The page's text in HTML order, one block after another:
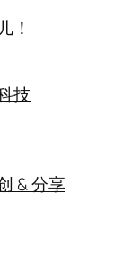
！
技
& 分享